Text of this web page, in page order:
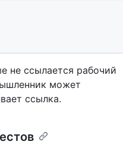
не ссылается рабочий
может
ссылка.